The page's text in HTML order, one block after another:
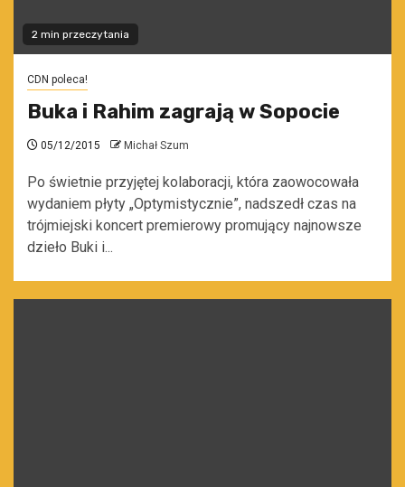
2 min przeczytania
CDN poleca!
Buka i Rahim zagrają w Sopocie
05/12/2015 Michał Szum
Po świetnie przyjętej kolaboracji, która zaowocowała
wydaniem płyty „Optymistycznie”, nadszedł czas na
trójmiejski koncert premierowy promujący najnowsze
dzieło Buki i...